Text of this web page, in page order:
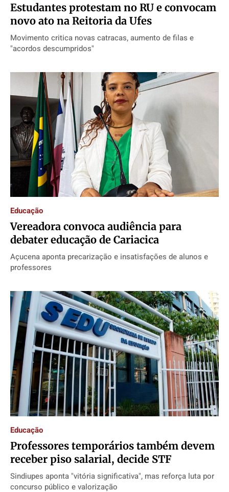
Estudantes protestam no RU e convocam
novo ato na Reitoria da Ufes
Movimento critica novas catracas, aumento de filas e
"acordos descumpridos"
Educação
Vereadora convoca audiência para
debater educação de Cariacica
Açucena aponta precarização e insatisfações de alunos e
professores
Educação
Professores temporários também devem
receber piso salarial, decide STF
Sindiupes aponta "vitória significativa", mas reforça luta por
concurso público e valorização